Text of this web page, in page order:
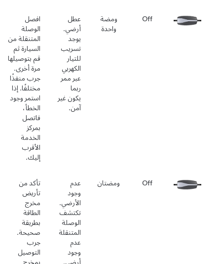
ومضة
واحدة
عطل
أرضي.
يوجد
تسريب
للتيار
الكهربي
عبر ممر
يكون غير
آمن.
افصل
الوصلة
المتنقلة من
السيارة ثم
قم بتوصيلها
مرة أخرى.
جرب منفذًا
مختلفًا. إذا
استمر وجود
الخطأ،
فاتصل
بمركز
الخدمة
الأقرب
إليك.
ومضتان
وجود
الأرضي.
تكتشف
الوصلة
المتنقلة
وجود
أرضي.
تأكد من
تأريض
مخرج
الطاقة
بطريقة
صحيحة.
جرب
التوصيل
بمخرج